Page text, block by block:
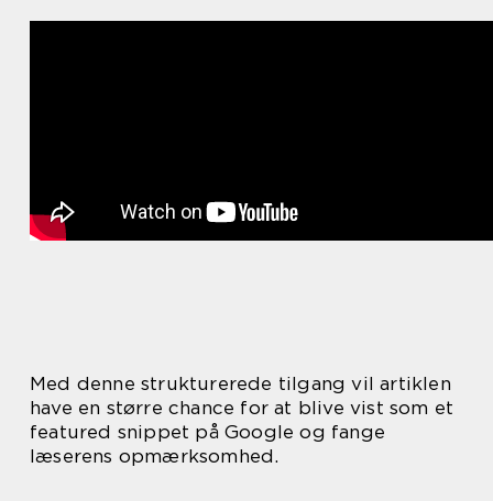
Med denne strukturerede tilgang vil artiklen
have en større chance for at blive vist som et
featured snippet på Google og fange
læserens opmærksomhed.